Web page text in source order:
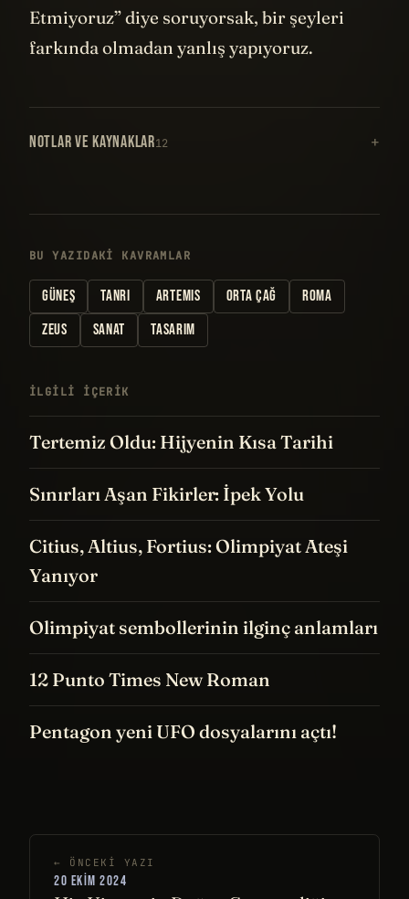
Etmiyoruz” diye soruyorsak, bir şeyleri
farkında olmadan yanlış yapıyoruz.
NOTLAR VE KAYNAKLAR12
BU YAZIDAKI KAVRAMLAR
GÜNEŞ TANRI ARTEMIS ORTA ÇAĞ
ROMA
ZEUS
SANAT TASARIM
İLGILI IÇERIK
Tertemiz Oldu: Hijyenin Kısa Tarihi
Sınırları Aşan Fikirler: İpek Yolu
Citius, Altius, Fortius: Olimpiyat Ateşi
Yanıyor
Olimpiyat sembollerinin ilginç anlamları
12 Punto Times New Roman
Pentagon yeni UFO dosyalarını açtı!
← ÖNCEKI YAZI
20 EKIM 2024